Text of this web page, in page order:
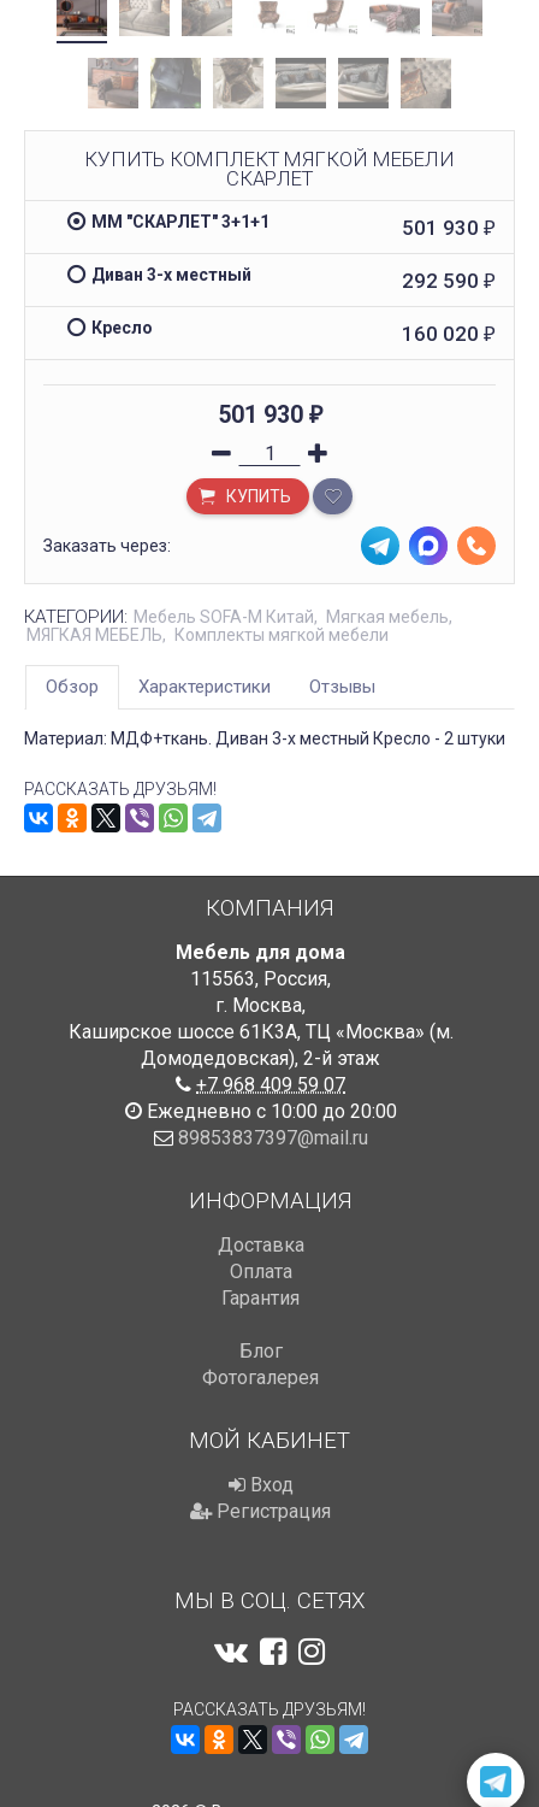
КУПИТЬ КОМПЛЕКТ МЯГКОЙ МЕБЕЛИ
СКАРЛЕТ
ММ "СКАРЛЕТ" 3+1+1 501 930 ₽
Диван 3-х местный 292 590 ₽
Кресло 160 020 ₽
501 930 ₽
КУПИТЬ
Заказать через:
КАТЕГОРИИ: Мебель SOFA-M Китай
Мягкая мебель
МЯГКАЯ МЕБЕЛЬ
Комплекты мягкой мебели
Обзор Характеристики Отзывы
Материал: МДФ+ткань. Диван 3-х местный Кресло - 2 штуки
РАССКАЗАТЬ ДРУЗЬЯМ!
КОМПАНИЯ
Мебель для дома
115563, Россия,
г. Москва,
Каширское шоссе 61К3А, ТЦ «Москва» (м.
Домодедовская), 2-й этаж
+7 968 409 59 07
Ежедневно с 10:00 до 20:00
89853837397@mail.ru
ИНФОРМАЦИЯ
Доставка
Оплата
Гарантия
Блог
Фотогалерея
МОЙ КАБИНЕТ
Вход
Регистрация
МЫ В СОЦ. СЕТЯХ
РАССКАЗАТЬ ДРУЗЬЯМ!